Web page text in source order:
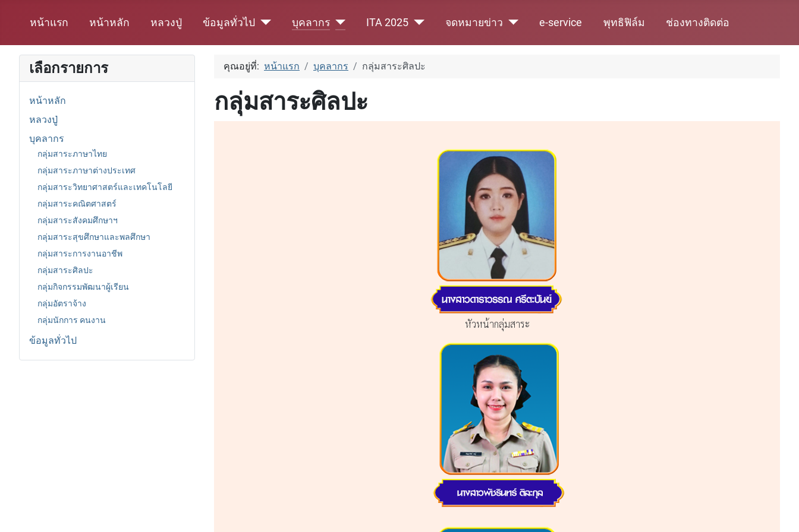
หน้าแรก หน้าหลัก หลวงปู่ ข้อมูลทั่วไป บุคลากร ITA 2025 จดหมายข่าว e-service พุทธิฟิล์ม ช่องทางติดต่อ
เลือกรายการ
หน้าหลัก
หลวงปู่
บุคลากร
กลุ่มสาระภาษาไทย
กลุ่มสาระภาษาต่างประเทศ
กลุ่มสาระวิทยาศาสตร์และเทคโนโลยี
กลุ่มสาระคณิตศาสตร์
กลุ่มสาระสังคมศึกษาฯ
กลุ่มสาระสุขศึกษาและพลศึกษา
กลุ่มสาระการงานอาชีพ
กลุ่มสาระศิลปะ
กลุ่มกิจกรรมพัฒนาผู้เรียน
กลุ่มอัตราจ้าง
กลุ่มนักการ คนงาน
ข้อมูลทั่วไป
คุณอยู่ที่: หน้าแรก บุคลากร กลุ่มสาระศิลปะ
กลุ่มสาระศิลปะ
หัวหน้ากลุ่มสาระ